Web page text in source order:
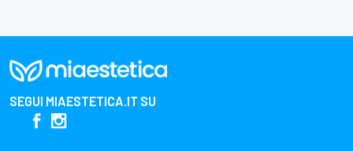
SEGUI MIAESTETICA.IT SU